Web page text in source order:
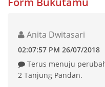
Anita Dwitasari
02:07:57 PM 26/07/2018
Terus menuju
2 Tanjung Pandan.